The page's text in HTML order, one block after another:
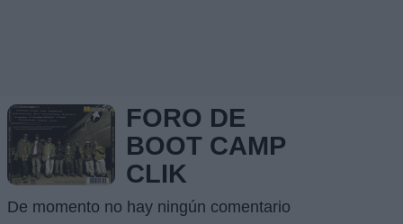
FORO DE
BOOT CAMP
CLIK
De momento no hay ningún comentario